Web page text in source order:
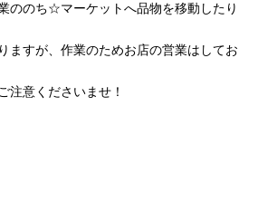
ののち☆マーケットへ品物を移動したり
ますが、作業のためお店の営業はしてお
注意くださいませ！